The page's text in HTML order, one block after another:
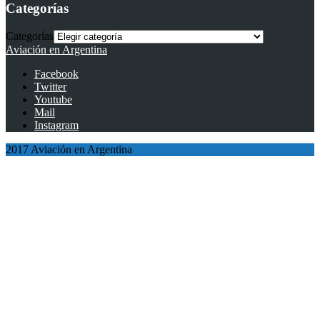
Categorías
Categorías
Aviación en Argentina
Facebook
Twitter
Youtube
Mail
Instagram
2017 Aviación en Argentina